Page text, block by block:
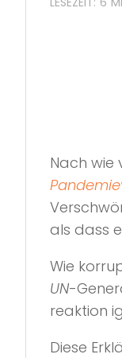
Nach wie
als dass
Wie
UN-
reaktion
Diese